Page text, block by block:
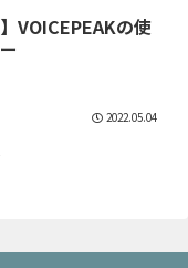
VOICEPEAKの使
2022.05.04